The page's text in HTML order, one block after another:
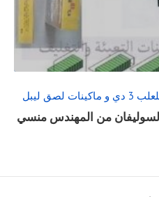
POST
من المهندس منسي